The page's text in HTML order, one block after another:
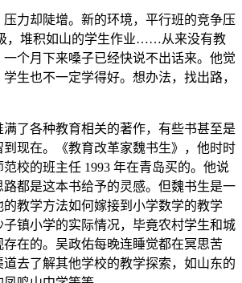
力却陡增。新的环境，平行班的竞争压
，堆积如山的学生作业……从来没有教
个月下来嗓子已经快说不出话来。他觉
生也不一定学得好。想办法，找出路，
了各种教育相关的著作，有些书甚至是
现在。《教育改革家魏书生》，他时时
校的班主任 1993 年在青岛买的。他说
路都是这本书给予的灵感。但魏书生是一
教学方法如何嫁接到小学数学的教学
子镇小学的实际情况，毕竟农村学生和城
在的。吴政佑每晚连睡觉都在冥思苦
去了解其他学校的教学探索，如山东的